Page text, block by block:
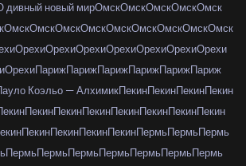
новый мирОмскОмскОмскОмскОмск
ОмскОмскОмскОмскОмскОмскОмскОмскОмск
ОрехиОрехиОрехиОрехиОрехиОрехиОрехи
ОрехиПарижПарижПарижПарижПарижПариж
Коэльо — АлхимикПекинПекинПекинПекин
ПекинПекинПекинПекинПекинПекинПекин
ПекинПекинПекинПекинПермьПермьПермь
ПермьПермьПермьПермьПермьПермьПермь